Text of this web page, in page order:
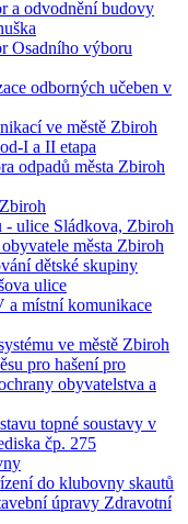
a odvodnění budovy
Osadního výboru
odborných učeben v
ve městě Zbiroh
I a II etapa
odpadů města Zbiroh
- ulice Sládkova, Zbiroh
města Zbiroh
dětské skupiny
ulice
a místní komunikace
ve městě Zbiroh
pro hašení pro
obyvatelstva a
topné soustavy v
čp. 275
do klubovny skautů
úpravy Zdravotní